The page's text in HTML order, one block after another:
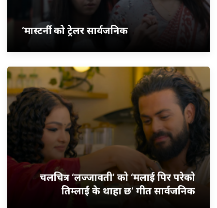
‘मास्टर्नी’ को ट्रेलर सार्वजनिक
चलचित्र ‘लज्जावती’ को ‘मलाई पिर परेको
तिम्लाई के थाहा छ’ गीत सार्वजनिक